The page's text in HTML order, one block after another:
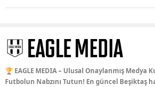
🏆 EAGLE MEDIA – Ulusal Onaylanmış Medya
Futbolun Nabzını Tutun! En güncel Beşiktaş